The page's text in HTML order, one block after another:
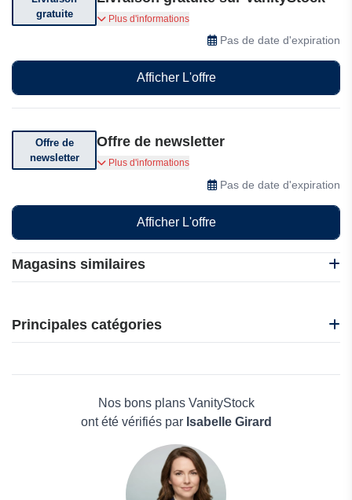
Magasins similaires
i-Run
Idakoos
Nasty Gal
Principales catégories
Maison & JardinNos bons plans VanityStock
ont été vérifiés par Isabelle Girard
gratuite
Livraison offerte dès 59.90€ d'achat
Plus d'informations
Pas de date d'expiration
Afficher L'offre
Offre de
newsletter
Offre de newsletter
Inscrivez-vous à la newsletter dès aujourd'hui
pour recevoir des offres spéciales et des
Plus d'informations
Pas de date d'expiration
Afficher L'offre